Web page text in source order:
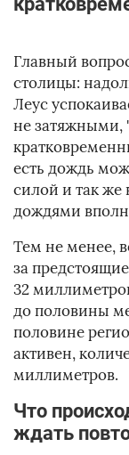
Главный
столицы:
Леус
не затяжными,
есть дождь
силой и так же
дождями
Тем не менее,
за
32
до половины
половине
активен,
миллиметров.
Что
ждать